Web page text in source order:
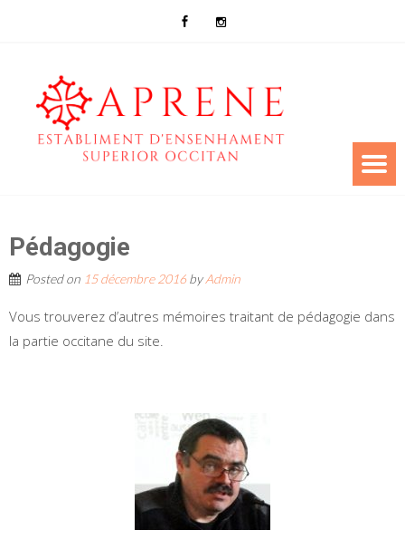
Pédagogie
Posted on 15 décembre 2016byAdmin
Vous trouverez d’autres mémoires traitant de pédagogie dans
la partie occitane du site.